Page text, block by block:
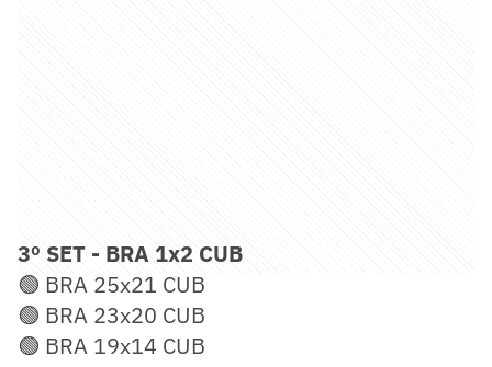
3º SET - BRA 1x2 CUB
🟢 BRA 25x21 CUB
🟢 BRA 23x20 CUB
🟢 BRA 19x14 CUB